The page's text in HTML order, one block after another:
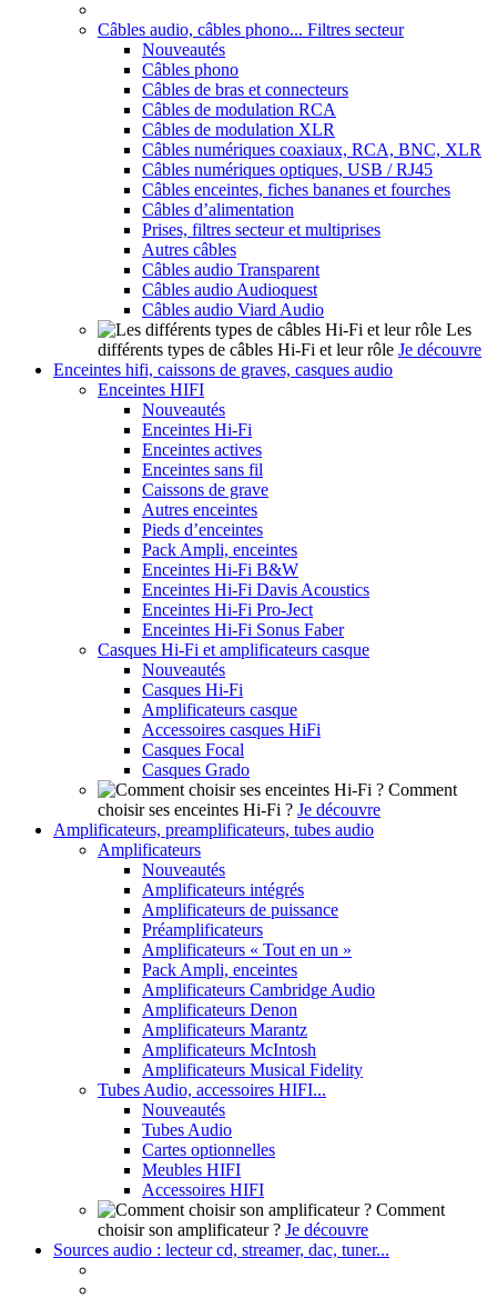
Câbles audio, câbles phono... Filtres secteur
Nouveautés
Câbles phono
Câbles de bras et connecteurs
Câbles de modulation RCA
Câbles de modulation XLR
Câbles numériques coaxiaux, RCA, BNC, XLR
Câbles numériques optiques, USB / RJ45
Câbles enceintes, fiches bananes et fourches
Câbles d’alimentation
Prises, filtres secteur et multiprises
Autres câbles
Câbles audio Transparent
Câbles audio Audioquest
Câbles audio Viard Audio
Les
différents types de câbles Hi-Fi et leur rôle Je découvre
Enceintes hifi, caissons de graves, casques audio
Enceintes HIFI
Nouveautés
Enceintes Hi-Fi
Enceintes actives
Enceintes sans fil
Caissons de grave
Autres enceintes
Pieds d’enceintes
Pack Ampli, enceintes
Enceintes Hi-Fi B&W
Enceintes Hi-Fi Davis Acoustics
Enceintes Hi-Fi Pro-Ject
Enceintes Hi-Fi Sonus Faber
Casques Hi-Fi et amplificateurs casque
Nouveautés
Casques Hi-Fi
Amplificateurs casque
Accessoires casques HiFi
Casques Focal
Casques Grado
Comment
choisir ses enceintes Hi-Fi ? Je découvre
Amplificateurs, preamplificateurs, tubes audio
Amplificateurs
Nouveautés
Amplificateurs intégrés
Amplificateurs de puissance
Préamplificateurs
Amplificateurs « Tout en un »
Pack Ampli, enceintes
Amplificateurs Cambridge Audio
Amplificateurs Denon
Amplificateurs Marantz
Amplificateurs McIntosh
Amplificateurs Musical Fidelity
Tubes Audio, accessoires HIFI...
Nouveautés
Tubes Audio
Cartes optionnelles
Meubles HIFI
Accessoires HIFI
Comment
choisir son amplificateur ? Je découvre
Sources audio : lecteur cd, streamer, dac, tuner...